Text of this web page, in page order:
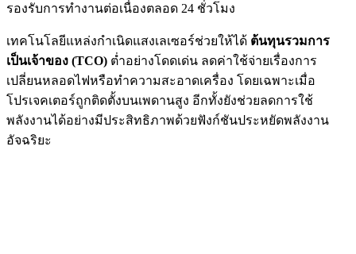
รองรับการทำงานต่อเนื่องตลอด 24 ชั่วโมง
เทคโนโลยีแหล่งกำเนิดแสงเลเซอร์ช่วยให้ได้ ต้นทุนรวมการ
เป็นเจ้าของ (TCO) ต่ำอย่างโดดเด่น ลดค่าใช้จ่ายเรื่องการ
เปลี่ยนหลอดไฟหรือทำความสะอาดเครื่อง โดยเฉพาะเมื่อ
โปรเจคเตอร์ถูกติดตั้งบนเพดานสูง อีกทั้งยังช่วยลดการใช้
พลังงานได้อย่างมีประสิทธิภาพด้วยฟังก์ชันประหยัดพลังงาน
อัจฉริยะ